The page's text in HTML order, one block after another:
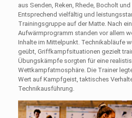
aus Senden, Reken, Rhede, Bocholt und
Entsprechend vielfältig und
Trainingsgruppe auf der Matte. Nach
Aufwärmprogramm standen vor allem
Inhalte im Mittelpunkt. Technikabläufe
geübt, Griffkampfsituationen gezielt
Übungskämpfe sorgten für eine
Wettkampfatmosphäre. Die Trainer
Wert auf Kampfgeist, taktisches
Technikausführung.